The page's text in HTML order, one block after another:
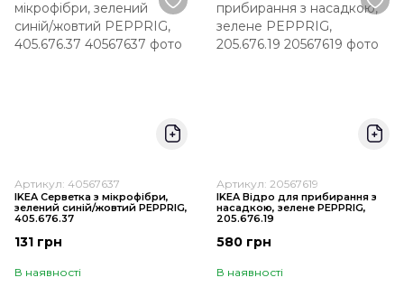
Артикул: 40567637
IKEA Серветка з мікрофібри,
зелений синій/жовтий PEPPRIG,
405.676.37
131 грн
В наявності
Артикул: 20567619
IKEA Відро для прибирання з
насадкою, зелене PEPPRIG,
205.676.19
580 грн
В наявності